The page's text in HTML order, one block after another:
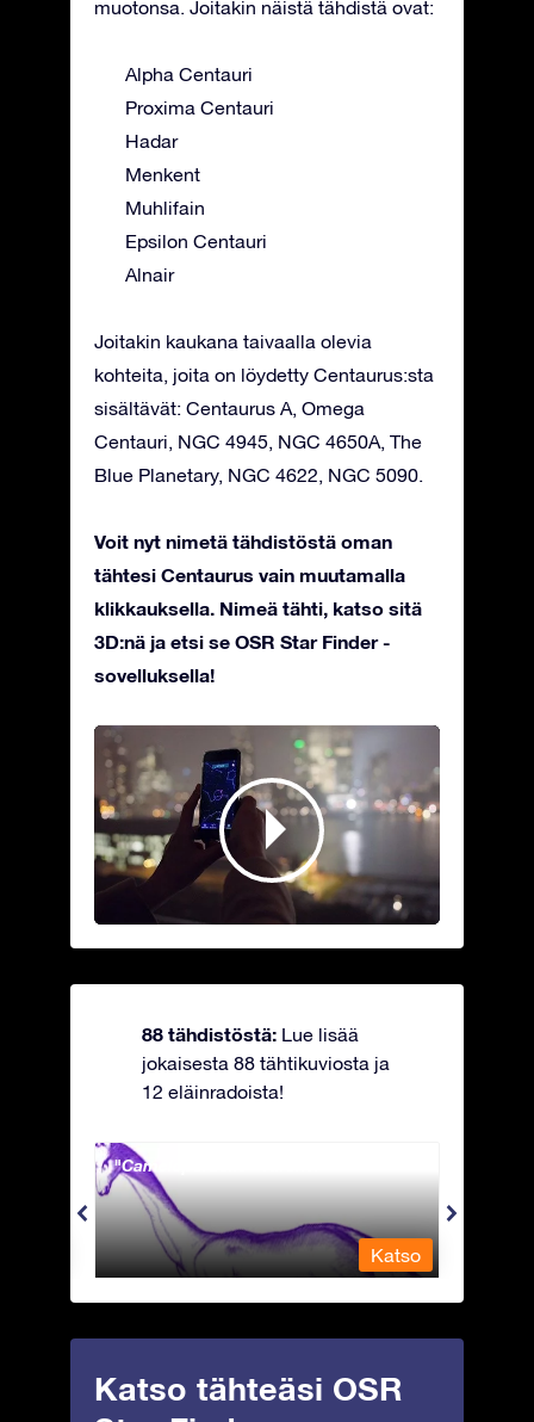
muotonsa. Joitakin näistä tähdistä ovat:
Alpha Centauri
Proxima Centauri
Hadar
Menkent
Muhlifain
Epsilon Centauri
Alnair
Joitakin kaukana taivaalla olevia
kohteita, joita on löydetty Centaurus:sta
sisältävät: Centaurus A, Omega
Centauri, NGC 4945, NGC 4650A, The
Blue Planetary, NGC 4622, NGC 5090.
Voit nyt nimetä tähdistöstä oman
tähtesi Centaurus vain muutamalla
klikkauksella. Nimeä tähti, katso sitä
3D:nä ja etsi se OSR Star Finder -
sovelluksella!
88 tähdistöstä: Lue lisää
jokaisesta 88 tähtikuviosta ja
12 eläinradoista!
Camelopardalis - Kirahvi
Katso
Katso tähteäsi OSR